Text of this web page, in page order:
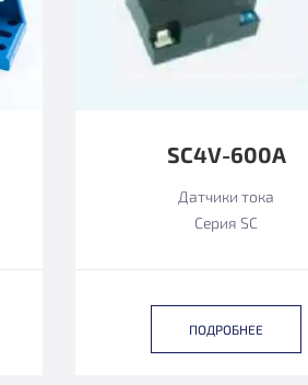
SC4V-600A
Датчики тока
Серия SC
ПОДРОБНЕЕ